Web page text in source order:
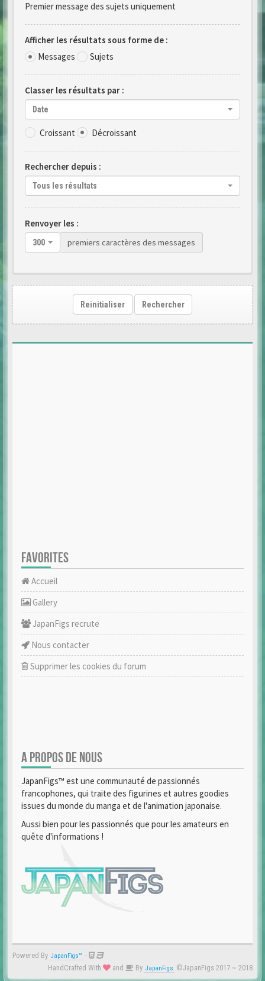
Premier message des sujets uniquement
Afficher les résultats sous forme de :
Messages
Sujets
Classer les résultats par :
Date
Croissant Décroissant
Rechercher depuis :
Tous les résultats
Renvoyer les :
300 premiers caractères des messages
Reinitialiser Rechercher
FAVORITES
Accueil
Gallery
JapanFigs recrute
Nous contacter
Supprimer les cookies du forum
A PROPOS DE NOUS
JapanFigs™ est une communauté de passionnés
francophones, qui traite des figurines et autres goodies
issues du monde du manga et de l'animation japonaise.
Aussi bien pour les passionnés que pour les amateurs en
quête d'informations !
Powered By JapanFigs™ -
HandCrafted With
and By JapanFigs ©JapanFigs 2017 ~ 2018